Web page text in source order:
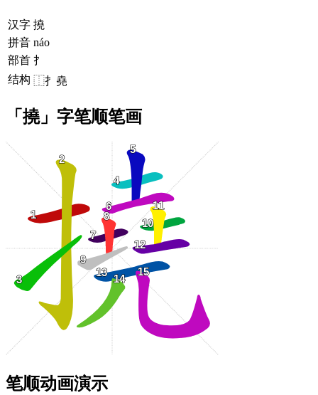
汉字 撓
拼音 náo
部首 扌
结构 ⿰扌堯
「撓」字笔顺笔画
笔顺动画演示